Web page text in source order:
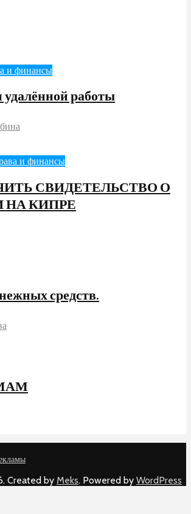
и финансы
удалённой работы
и финансы
СВИДЕТЕЛЬСТВО О
КИПРЕ
средств.
Created by Meks. Powered by WordPress